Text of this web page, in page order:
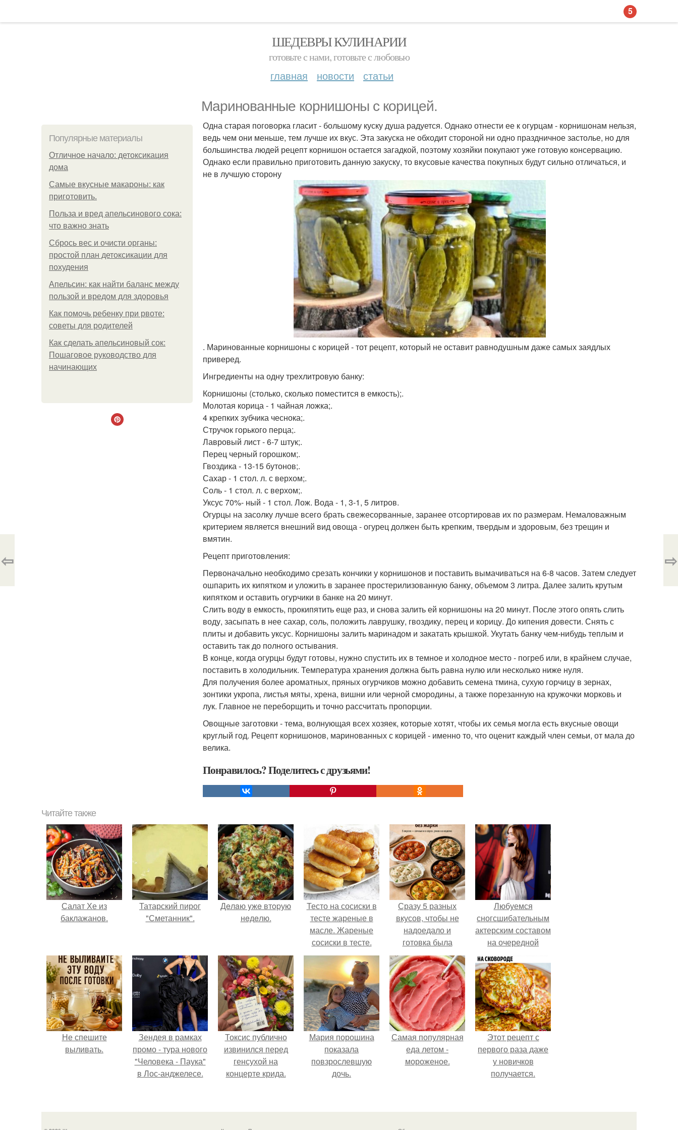
ШЕДЕВРЫ КУЛИНАРИИ
готовьте с нами, готовьте с любовью
главная новости статьи
Маринованные корнишоны с корицей.
Популярные материалы
Отличное начало: детоксикация
дома
Самые вкусные макароны: как
приготовить.
Польза и вред апельсинового сока:
что важно знать
Сбрось вес и очисти органы:
простой план детоксикации для
похудения
Апельсин: как найти баланс между
пользой и вредом для здоровья
Как помочь ребенку при рвоте:
советы для родителей
Как сделать апельсиновый сок:
Пошаговое руководство для
начинающих
Одна старая поговорка гласит - большому куску душа радуется. Однако отнести ее к огурцам - корнишонам нельзя,
ведь чем они меньше, тем лучше их вкус. Эта закуска не обходит стороной ни одно праздничное застолье, но для
большинства людей рецепт корнишон остается загадкой, поэтому хозяйки покупают уже готовую консервацию.
Однако если правильно приготовить данную закуску, то вкусовые качества покупных будут сильно отличаться, и
не в лучшую сторону
. Маринованные корнишоны с корицей - тот рецепт, который не оставит равнодушным даже самых заядлых
приверед.
Ингредиенты на одну трехлитровую банку:
Корнишоны (столько, сколько поместится в емкость);.
Молотая корица - 1 чайная ложка;.
4 крепких зубчика чеснока;.
Стручок горького перца;.
Лавровый лист - 6-7 штук;.
Перец черный горошком;.
Гвоздика - 13-15 бутонов;.
Сахар - 1 стол. л. с верхом;.
Соль - 1 стол. л. с верхом;.
Уксус 70%- ный - 1 стол. Лож. Вода - 1, 3-1, 5 литров.
Огурцы на засолку лучше всего брать свежесорванные, заранее отсортировав их по размерам. Немаловажным
критерием является внешний вид овоща - огурец должен быть крепким, твердым и здоровым, без трещин и
вмятин.
Рецепт приготовления:
Первоначально необходимо срезать кончики у корнишонов и поставить вымачиваться на 6-8 часов. Затем следует
ошпарить их кипятком и уложить в заранее простерилизованную банку, объемом 3 литра. Далее залить крутым
кипятком и оставить огурчики в банке на 20 минут.
Слить воду в емкость, прокипятить еще раз, и снова залить ей корнишоны на 20 минут. После этого опять слить
воду, засыпать в нее сахар, соль, положить лаврушку, гвоздику, перец и корицу. До кипения довести. Снять с
плиты и добавить уксус. Корнишоны залить маринадом и закатать крышкой. Укутать банку чем-нибудь теплым и
оставить так до полного остывания.
В конце, когда огурцы будут готовы, нужно спустить их в темное и холодное место - погреб или, в крайнем случае,
поставить в холодильник. Температура хранения должна быть равна нулю или несколько ниже нуля.
Для получения более ароматных, пряных огурчиков можно добавить семена тмина, сухую горчицу в зернах,
зонтики укропа, листья мяты, хрена, вишни или черной смородины, а также порезанную на кружочки морковь и
лук. Главное не переборщить и точно рассчитать пропорции.
Овощные заготовки - тема, волнующая всех хозяек, которые хотят, чтобы их семья могла есть вкусные овощи
круглый год. Рецепт корнишонов, маринованных с корицей - именно то, что оценит каждый член семьи, от мала до
велика.
Понравилось? Поделитесь с друзьями!
⇦ ⇨
Читайте также
Салат Хе из
баклажанов.
Татарский пирог
"Сметанник".
Дeлaю yжe втopую
нeдeлю.
Тесто на сосиски в
тесте жареные в
масле. Жареные
сосиски в тесте.
Сразу 5 разных
вкусов, чтобы не
надоедало и
готовка была
проще.
Любуемся
сногсшибательным
актерским составом
на очередной
премьере нового
человека - паука.
Не спешите
выливать.
Зендея в рамках
промо - тура нового
"Человека - Паука"
в Лос-анджелесе.
Токсис публично
извинился перед
генсухой на
концерте крида.
Мария порошина
показала
повзрослевшую
дочь.
Самая популярная
еда летом -
мороженое.
Этот рецепт с
первого раза даже
у новичков
получается.
5